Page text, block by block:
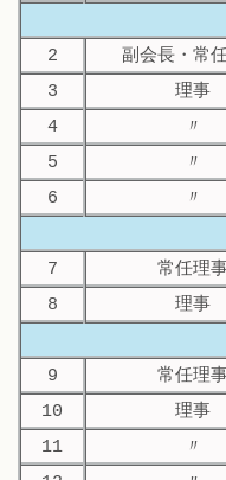
2
副会長・常
3
理事
4
〃
5
〃
6
〃
7
常任理
8
理事
9
常任理
10
理事
11
〃